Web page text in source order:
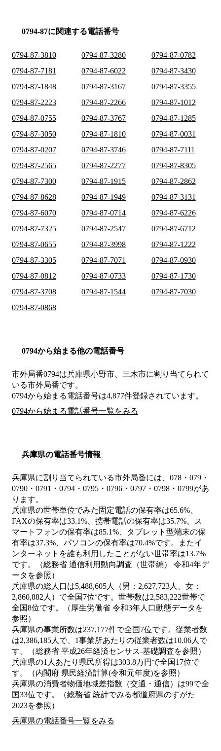
0794-87に関連する電話番号
0794-87-3810 0794-87-3280
0794-87-0782
0794-87-7181
0794-87-6022
0794-87-3430
0794-87-1848
0794-87-3167
0794-87-3355
0794-87-2223
0794-87-2266
0794-87-1012
0794-87-0755
0794-87-3767
0794-87-1285
0794-87-3050
0794-87-1810
0794-87-0031
0794-87-0207
0794-87-3746
0794-87-7111
0794-87-2565
0794-87-2277
0794-87-8305
0794-87-7300
0794-87-1915
0794-87-2862
0794-87-8628
0794-87-1949
0794-87-3131
0794-87-6070
0794-87-0714
0794-87-6226
0794-87-7325
0794-87-2547
0794-87-6712
0794-87-0655
0794-87-3998
0794-87-1222
0794-87-3305
0794-87-7071
0794-87-0930
0794-87-0812
0794-87-0733
0794-87-1730
0794-87-3708
0794-87-1544
0794-87-7030
0794-87-0868
0794から始まる他の電話番号
市外局番0794は兵庫県小野市、三木市に割り当てられて
いる市外局番です。
0794から始まる電話番号は4,877件登録されています。
0794から始まる電話番号一覧をみる
兵庫県の電話番号情報
兵庫県に割り当てられている市外局番には、078・079・
0790・0791・0794・0795・0796・0797・0798・0799があ
ります。
兵庫県の世帯単位でみた固定電話の保有率は65.6%、
FAXの保有率は33.1%、携帯電話の保有率は35.7%、ス
マートフォンの保有率は85.1%、タブレット型端末の保
有率は37.3%、パソコンの保有率は70.4%です。またイ
ンターネットを誰も利用したことがない世帯率は13.7%
です。（総務省 通信利用動向調査（世帯編） 令和4年デ
ータを参照）
兵庫県の総人口は5,488,605人（男：2,627,723人、女：
2,860,882人）で全国7位です。世帯数は2,583,222世帯で
全国8位です。（厚生労働省 令和3年人口動態データを
参照）
兵庫県の事業所数は237,177件で全国7位です。従業者数
は2,386,185人で、1事業所あたりの従業者数は10.06人で
す。（総務省 平成26年経済センサス‐基礎調査を参照）
兵庫県の1人あたり県民所得は303.8万円で全国17位で
す。（内閣府 県民経済計算(令和元年度)を参照）
兵庫県の消費者物価地域差指数（交通・通信）は99で全
国33位です。（総務省 統計でみる都道府県のすがた
2023を参照）
兵庫県の電話番号一覧をみる